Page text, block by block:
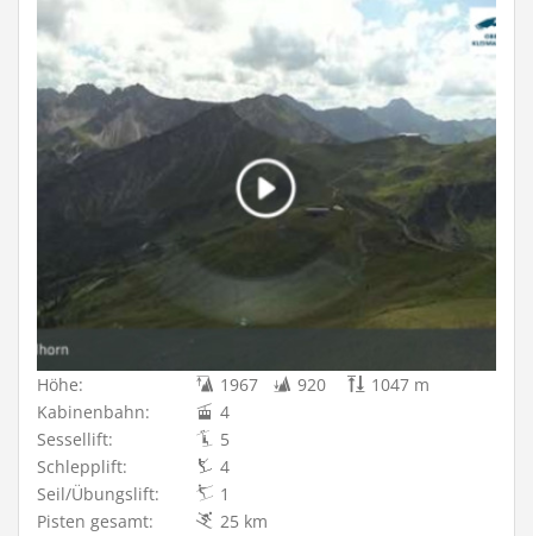
Höhe: 1967 920
1047 m
Kabinenbahn:
4
Sessellift:
5
Schlepplift:
4
Seil/Übungslift:
1
Pisten gesamt:
25 km